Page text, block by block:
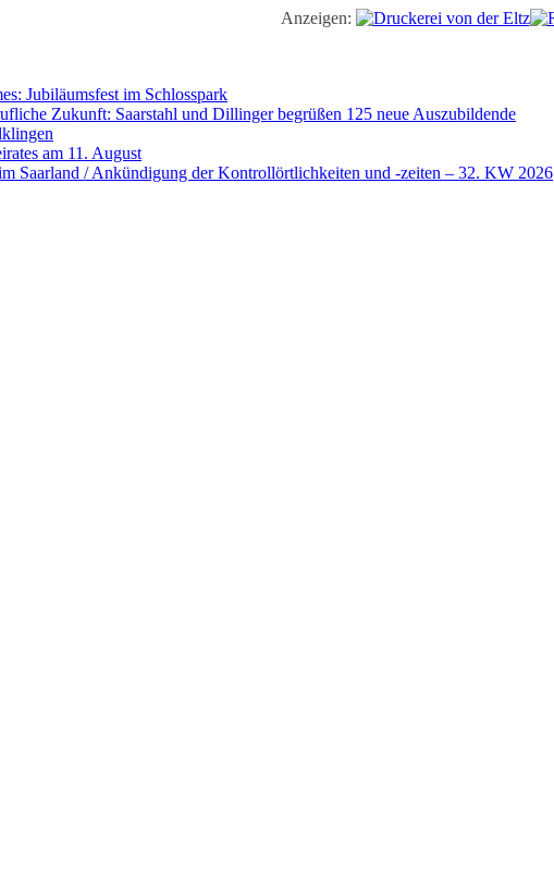
Anzeigen:
Jubiläumsfest im Schlosspark
Zukunft: Saarstahl und Dillinger begrüßen 125 neue Auszubildende
am 11. August
Saarland / Ankündigung der Kontrollörtlichkeiten und -zeiten – 32. KW 2026